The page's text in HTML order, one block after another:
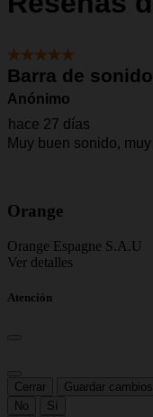
Orange
Orange Espagne S.A.U
Ver detalles
Atención
Cerrar
Guardar cambios
No
Sí